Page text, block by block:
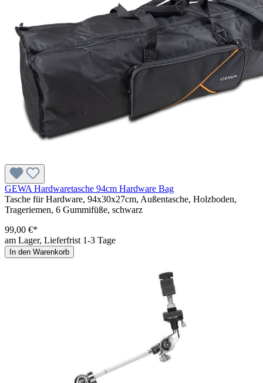
GEWA Hardwaretasche 94cm Hardware Bag
Tasche für Hardware, 94x30x27cm, Außentasche, Holzboden,
Trageriemen, 6 Gummifüße, schwarz
99,00 €*
am Lager, Lieferfrist 1-3 Tage
In den Warenkorb